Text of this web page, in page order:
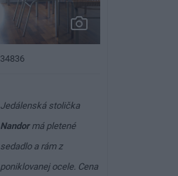
34836
Jedálenská stolička
Nandormá pletené
sedadlo a rám z
poniklovanej ocele. Cena